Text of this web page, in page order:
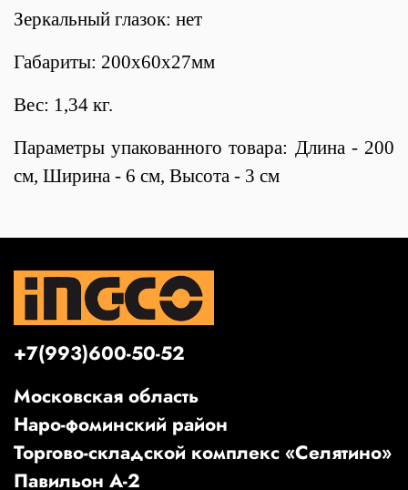
Зеркальный глазок: нет
Габариты: 200х60х27мм
Вес: 1,34 кг.
Параметры упакованного товара: Длина - 200
см, Ширина - 6 см, Высота - 3 см
+7(993)600-50-52
Московская область
Наро-фоминский район
Торгово-складской комплекс «Селятино»
Павильон А-2